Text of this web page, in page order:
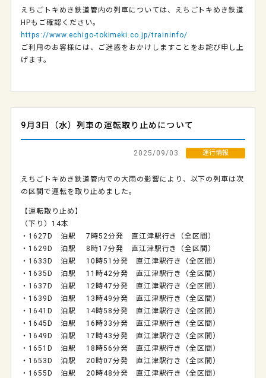
えちごトキめき鉄道管内の列車については、えちごトキめき鉄道
HPもご確認ください。
https://www.echigo-tokimeki.co.jp/traininfo/
ご利用のお客様には、ご迷惑をおかけしますことをお詫び申し上
げます。
9月3日（水）列車の運転取り止めについて
2025/09/03 運行情報
えちごトキめき鉄道管内での大雨の影響により、以下の列車は次
の区間で運転を取り止めました。
【運転取り止め】
（下り）14本
・1627D 泊駅 7時52分発 直江津駅行き（全区間）
・1629D 泊駅 8時17分発 直江津駅行き（全区間）
・1633D 泊駅 10時51分発 直江津駅行き（全区間）
・1635D 泊駅 11時42分発 直江津駅行き（全区間）
・1637D 泊駅 12時47分発 直江津駅行き（全区間）
・1639D 泊駅 13時49分発 直江津駅行き（全区間）
・1641D 泊駅 14時58分発 直江津駅行き（全区間）
・1645D 泊駅 16時33分発 直江津駅行き（全区間）
・1649D 泊駅 17時43分発 直江津駅行き（全区間）
・1651D 泊駅 18時56分発 直江津駅行き（全区間）
・1653D 泊駅 20時07分発 直江津駅行き（全区間）
・1655D 泊駅 20時48分発 直江津駅行き（全区間）